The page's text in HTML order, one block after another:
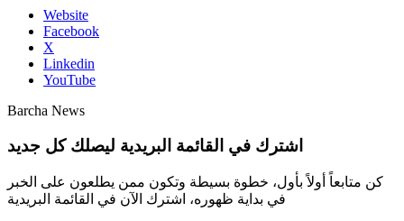
Website
Facebook
X
Linkedin
YouTube
Barcha News
اشترك في القائمة البريدية ليصلك كل جديد
كن متابعاً أولاً بأول، خطوة بسيطة وتكون ممن يطلعون على الخبر
في بداية ظهوره، اشترك الآن في القائمة البريدية